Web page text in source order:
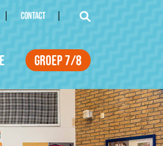
CONTACT
Groep 7/8